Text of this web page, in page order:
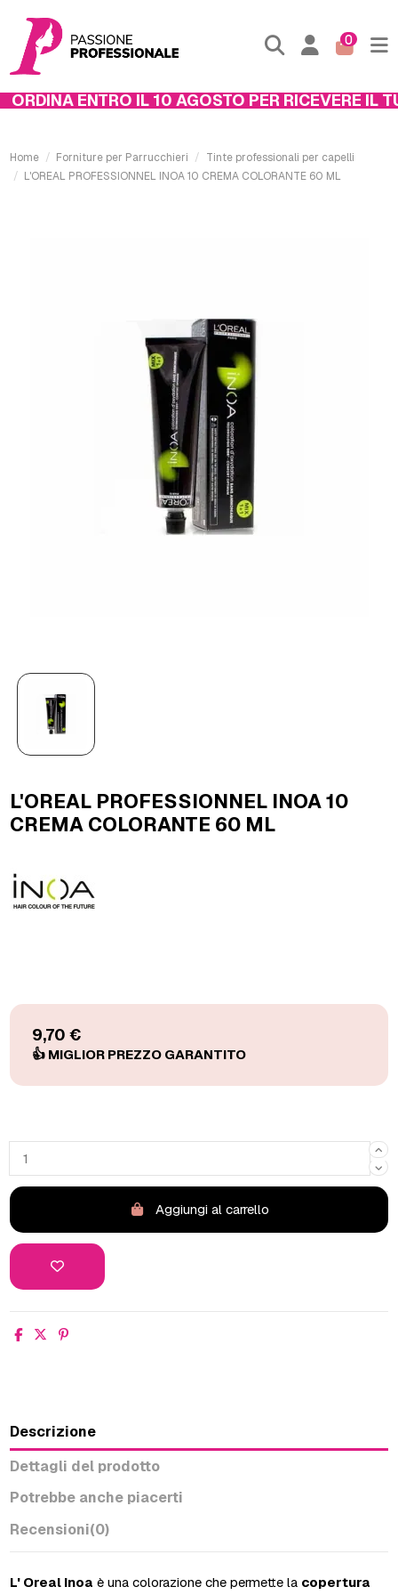
0
ENTRO IL 10 AGOSTO PER RICEVERE IL
Home Forniture per Parrucchieri
Tinte professionali per capelli
L'OREAL PROFESSIONNEL INOA 10 CREMA COLORANTE 60 ML
L'OREAL PROFESSIONNEL INOA 10
CREMA COLORANTE 60 ML
9,70 €
Aggiungi al carrello
Descrizione
Dettagli del prodotto
Potrebbe anche piacerti
Recensioni(0)
L' Oreal Inoa è una colorazione che permette la copertura